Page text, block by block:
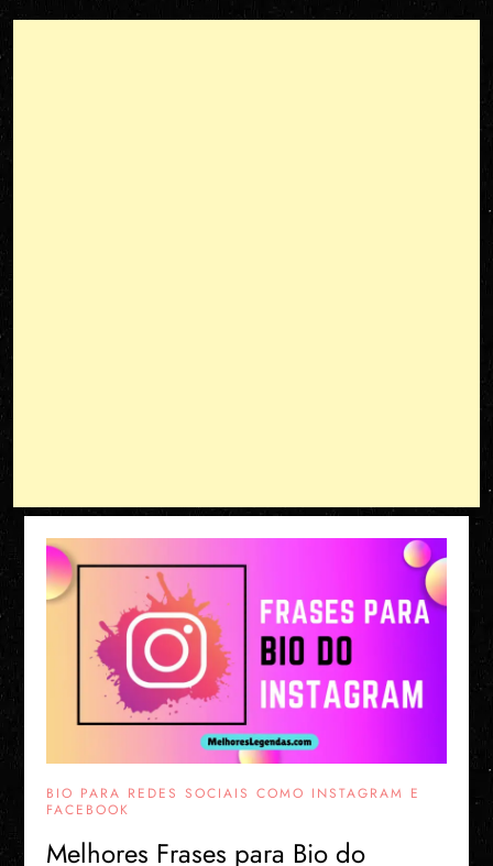
BIO PARA REDES SOCIAIS COMO INSTAGRAM E
FACEBOOK
Melhores Frases para Bio do